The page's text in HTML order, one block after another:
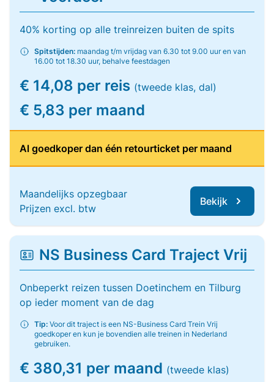
40% korting op alle treinreizen buiten de spits
Spitstijden: maandag t/m vrijdag van 6.30 tot 9.00 uur en van
16.00 tot 18.30 uur, behalve feestdagen
€ 14,08 per reis (tweede klas, dal)
€ 5,83 per maand
Al goedkoper dan één retourticket per maand
Maandelijks opzegbaar
Prijzen excl. btw
Bekijk
NS Business Card Traject Vrij
Onbeperkt reizen tussen Doetinchem en Tilburg
op ieder moment van de dag
Tip: Voor dit traject is een NS-Business Card Trein Vrij
goedkoper en kun je bovendien alle treinen in Nederland
gebruiken.
€ 380,31 per maand (tweede klas)